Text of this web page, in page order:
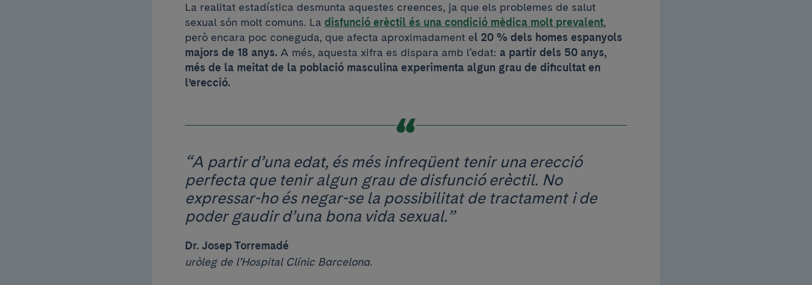
La realitat estadística desmunta aquestes creences, ja que els problemes de salut
sexual són molt comuns. La disfunció erèctil és una condició mèdica molt prevalent,
però encara poc coneguda, que afecta aproximadament el 20 % dels homes espanyols
majors de 18 anys. A més, aquesta xifra es dispara amb l’edat: a partir dels 50 anys,
més de la meitat de la població masculina experimenta algun grau de dificultat en
l’erecció.
“A partir d’una edat, és més infreqüent tenir una erecció
perfecta que tenir algun grau de disfunció erèctil. No
expressar-ho és negar-se la possibilitat de tractament i de
poder gaudir d’una bona vida sexual.”
Dr. Josep Torremadé
uròleg de l’Hospital Clínic Barcelona.